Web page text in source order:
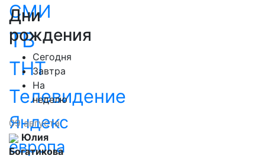
СМИ
ТВ
ТНТ
Телевидение
Яндекс
европа
Дни
рождения
Сегодня
Завтра
На
неделю
09 августа
Юлия
Богатикова